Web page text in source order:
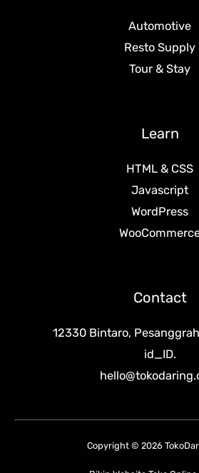
Automotive
Resto Supply
Tour & Stay
Learn
HTML & CSS
Javascript
WordPress
Contact
12330 Bintaro,
id_ID.
Copyright © 2026